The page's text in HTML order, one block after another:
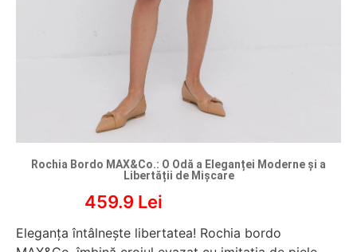
Rochia Bordo MAX&Co.: O Odă a Eleganței Moderne și a
Libertății de Mișcare
459.9 Lei
Eleganța întâlnește libertatea! Rochia bordo